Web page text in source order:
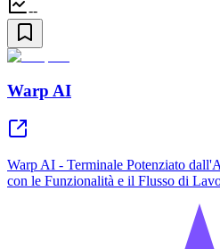
--
Warp AI
Warp AI - Terminale Potenziato
con le Funzionalità e il Flusso di